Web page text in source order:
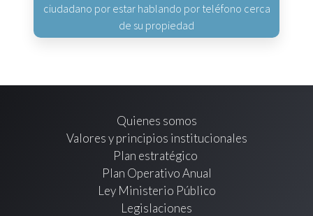
ciudadano por estar hablando por teléfono cerca
de su propiedad
Quienes somos
Valores y principios institucionales
Plan estratégico
Plan Operativo Anual
Ley Ministerio Público
Legislaciones